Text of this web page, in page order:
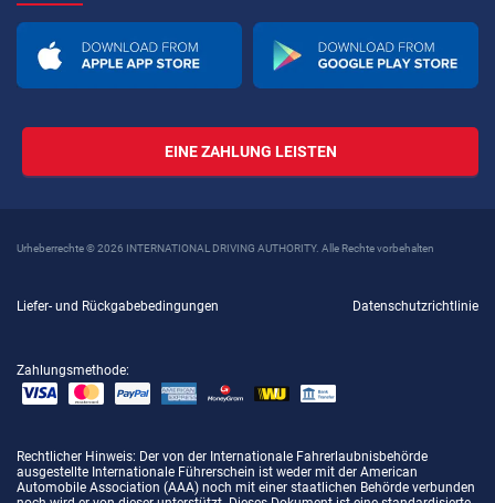
EINE ZAHLUNG LEISTEN
Urheberrechte © 2026 INTERNATIONAL DRIVING AUTHORITY. Alle Rechte vorbehalten
Liefer- und Rückgabebedingungen Datenschutzrichtlinie
Zahlungsmethode:
Rechtlicher Hinweis: Der von der Internationale Fahrerlaubnisbehörde
ausgestellte Internationale Führerschein ist weder mit der American
Automobile Association (AAA) noch mit einer staatlichen Behörde verbunden